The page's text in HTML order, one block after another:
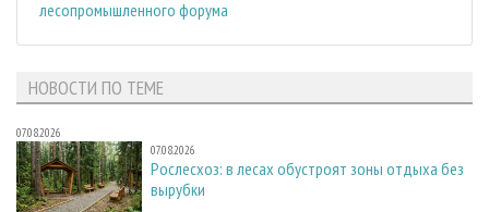
лесопромышленного форума
НОВОСТИ ПО ТЕМЕ
07.08.2026
07.08.2026
Рослесхоз: в лесах обустроят зоны отдыха без
вырубки